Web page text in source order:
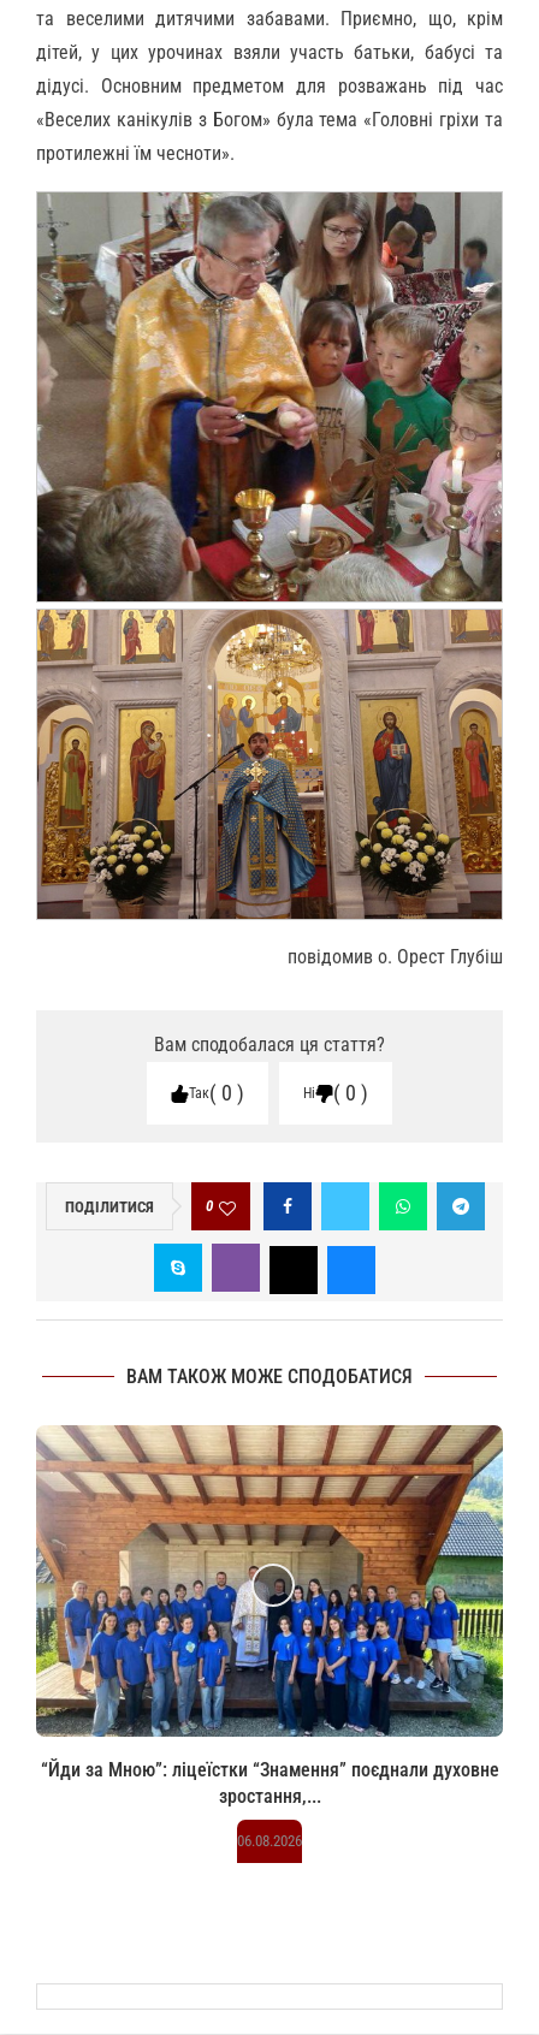
та веселими дитячими забавами. Приємно, що, крім
дітей, у цих урочинах взяли участь батьки, бабусі та
дідусі. Основним предметом для розважань під час
«Веселих канікулів з Богом» була тема «Головні гріхи та
протилежні їм чесноти».
повідомив о. Орест Глубіш
Вам сподобалася ця стаття?
Так 0 Ні 0
ПОДІЛИТИСЯ 0
ВАМ ТАКОЖ МОЖЕ СПОДОБАТИСЯ
“Йди за Мною”: ліцеїстки “Знамення” поєднали духовне
зростання,...
06.08.2026